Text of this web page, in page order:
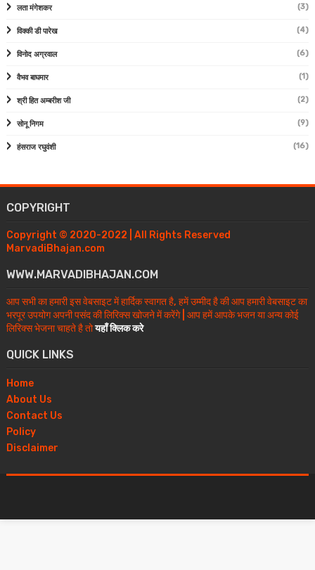
लता मंगेशकर (3)
विक्की डी पारेख (4)
विनोद अग्रवाल (6)
वैभव बाघमार (1)
श्री हित अम्बरीश जी (2)
सोनू निगम (9)
हंसराज रघुवंशी (16)
COPYRIGHT
Copyright © 2020-2022 | All Rights Reserved
MarvadiBhajan.com
WWW.MARVADIBHAJAN.COM
आप सभी का हमारी इस वेबसाइट में हार्दिक स्वागत है, हमें उम्मीद है की आप हमारी वेबसाइट का
भरपूर उपयोग अपनी पसंद की लिरिक्स खोजने में करेंगे | आप हमें आपके भजन या अन्य कोई
लिरिक्स भेजना चाहते है तोयहाँ क्लिक करे
QUICK LINKS
Home
About Us
Contact Us
Policy
Disclaimer